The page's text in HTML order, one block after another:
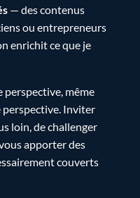
— des contenus
ou entrepreneurs
enrichit ce que je
perspective, même
perspective. Inviter
loin, de challenger
apporter des
couverts